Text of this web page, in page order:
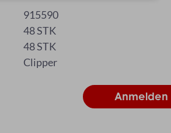
915590
48 STK
48 STK
Clipper